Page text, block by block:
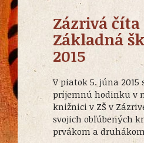
Zázrivá
Základná
2015
V piatok 5. júna
príjemnú hodinku v
knižnici v ZŠ v
svojich obľúbených
prvákom a